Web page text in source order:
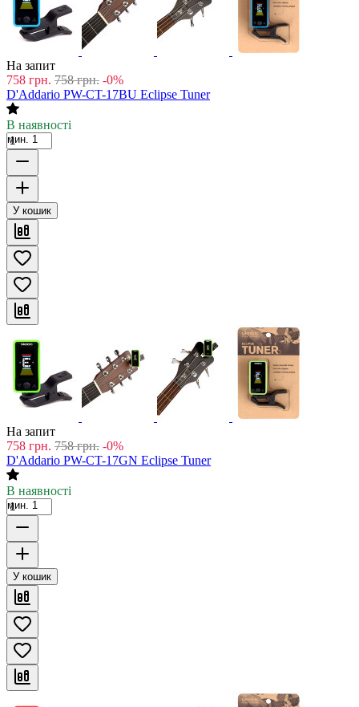
На запит
758 грн. 758 грн. -0%
D'Addario PW-CT-17BU Eclipse Tuner
В наявності
мин. 1
У кошик
На запит
758 грн. 758 грн. -0%
D'Addario PW-CT-17GN Eclipse Tuner
В наявності
мин. 1
У кошик